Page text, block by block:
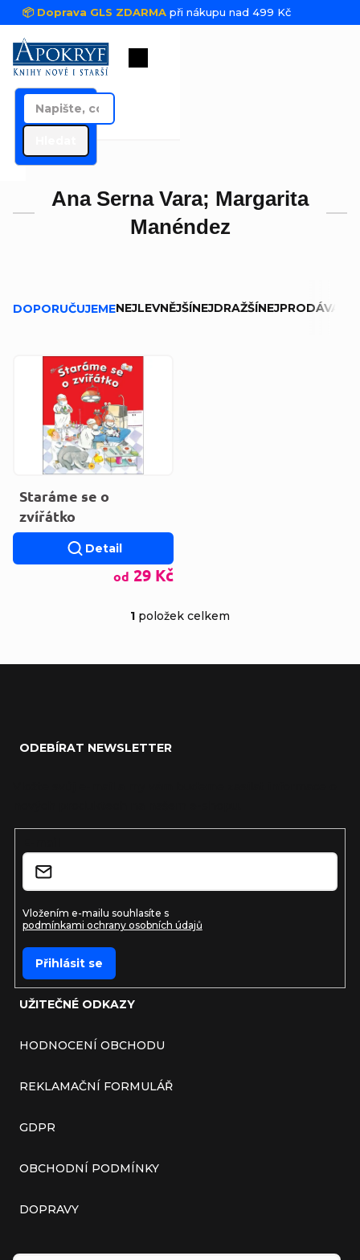
Přejít na obsah
📦 Doprava GLS ZDARMA při nákupu nad 499 Kč
Nákupní košík
Ana Serna Vara; Margarita
Manéndez
DOPORUČUJEMENEJLEVNĚJŠÍNEJDRAŽŠÍ
Výpis produktů
Staráme se o
zvířátko
od 29 Kč
Detail
1 položek celkem
UŽITEČNÉ ODKAZY
HODNOCENÍ OBCHODU
REKLAMAČNÍ FORMULÁŘ
GDPR
OBCHODNÍ PODMÍNKY
DOPRAVY
ODEBÍRAT NEWSLETTER
Vložením e-mailu souhlasíte s
podmínkami ochrany osobních údajů
Přihlásit se